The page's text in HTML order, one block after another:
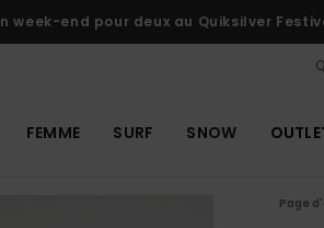
week-end pour deux au Quiksilver
FEMME SURF SNOW
Page